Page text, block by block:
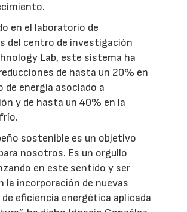
en el laboratorio de
del centro de investigación
Lab, este sistema ha
de hasta un 20% en
de energía asociado a
y de hasta un 40% en la
sostenible es un objetivo
nosotros. Es un orgullo
en este sentido y ser
la incorporación de nuevas
eficiencia energética aplicada